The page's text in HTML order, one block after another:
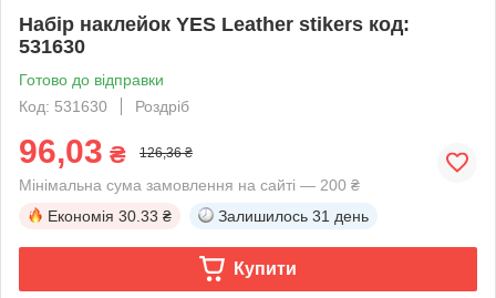
Набір наклейок YES Leather stikers код:
531630
Готово до відправки
Код: 531630
Роздріб
96,03 ₴ 126,36 ₴
Мінімальна сума замовлення на сайті — 200 ₴
Економія 30.33 ₴ Залишилось 31 день
Купити